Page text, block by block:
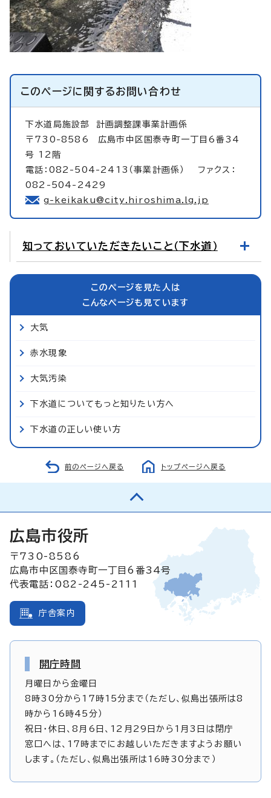
このページに関するお問い合わせ
下水道局施設部 計画調整課事業計画係
〒730-8586 広島市中区国泰寺町一丁目6番34
号 12階
電話：082-504-2413（事業計画係） ファクス：
082-504-2429
g-keikaku@city.hiroshima.lg.jp
知っておいていただきたいこと（下水道）
このページを見た人は
こんなページも見ています
大気
赤水現象
大気汚染
下水道についてもっと知りたい方へ
下水道の正しい使い方
前のページへ戻る トップページへ戻る
広島市役所
〒730-8586
広島市中区国泰寺町一丁目6番34号
代表電話：082-245-2111
庁舎案内
開庁時間
月曜日から金曜日
8時30分から17時15分まで（ただし、似島出張所は8
時から16時45分）
祝日・休日、8月6日、12月29日から1月3日は閉庁
窓口へは、17時までにお越しいただきますようお願い
します。（ただし、似島出張所は16時30分まで）